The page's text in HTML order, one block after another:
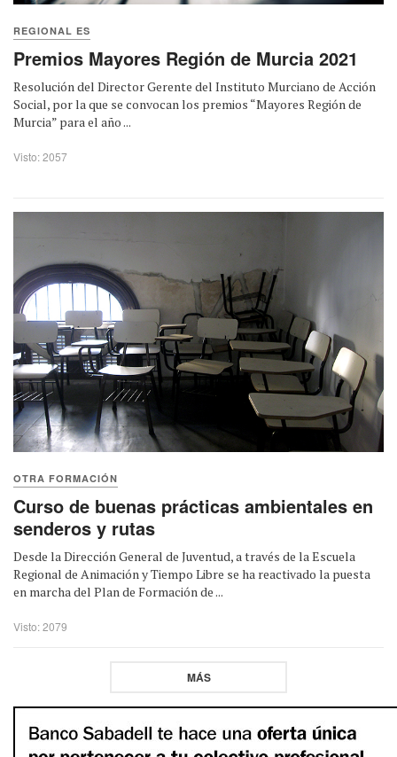
REGIONAL ES
Premios Mayores Región de Murcia 2021
Resolución del Director Gerente del Instituto Murciano de Acción
Social, por la que se convocan los premios “Mayores Región de
Murcia” para el año ...
Visto: 2057
OTRA FORMACIÓN
Curso de buenas prácticas ambientales en
senderos y rutas
Desde la Dirección General de Juventud, a través de la Escuela
Regional de Animación y Tiempo Libre se ha reactivado la puesta
en marcha del Plan de Formación de ...
Visto: 2079
MÁS